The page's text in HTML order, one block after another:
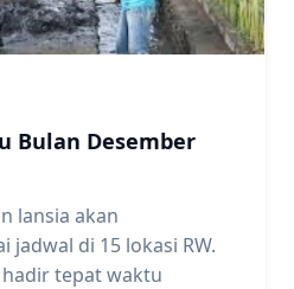
Bulan Desember
lansia akan
jadwal di 15 lokasi RW.
tepat waktu